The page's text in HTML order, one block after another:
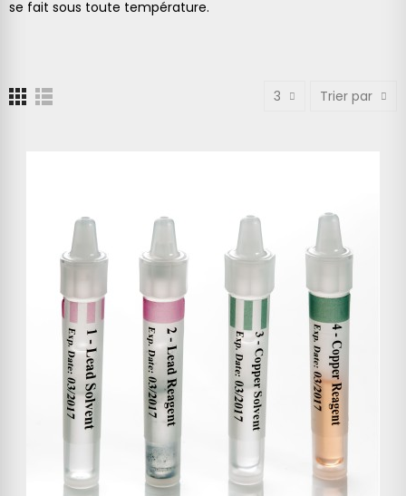
se fait sous toute température.
3 Trier par